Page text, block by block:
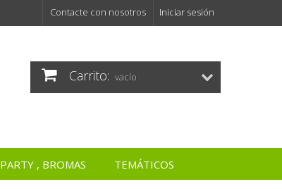
Iniciar sesión
Contacte con nosotros
Carrito: vacío
PARTY , BROMAS TEMÁTICOS